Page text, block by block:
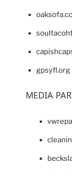
gpsyfl.org
MEDIA